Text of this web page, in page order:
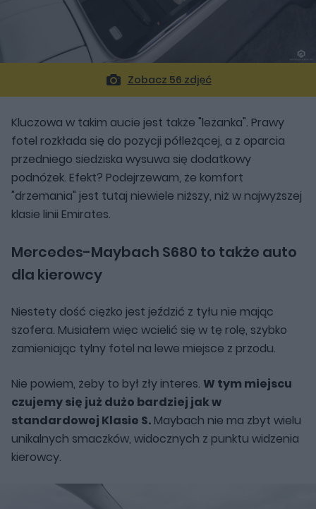
Zobacz 56 zdjęć
Kluczowa w takim aucie jest także "leżanka". Prawy
fotel rozkłada się do pozycji półleżącej, a z oparcia
przedniego siedziska wysuwa się dodatkowy
podnóżek. Efekt? Podejrzewam, że komfort
"drzemania" jest tutaj niewiele niższy, niż w najwyższej
klasie linii Emirates.
Mercedes-Maybach S680 to także auto
dla kierowcy
Niestety dość ciężko jest jeździć z tyłu nie mając
szofera. Musiałem więc wcielić się w tę rolę, szybko
zamieniając tylny fotel na lewe miejsce z przodu.
Nie powiem, żeby to był zły interes. W tym miejscu
czujemy się już dużo bardziej jak w
standardowej Klasie S. Maybach nie ma zbyt wielu
unikalnych smaczków, widocznych z punktu widzenia
kierowcy.